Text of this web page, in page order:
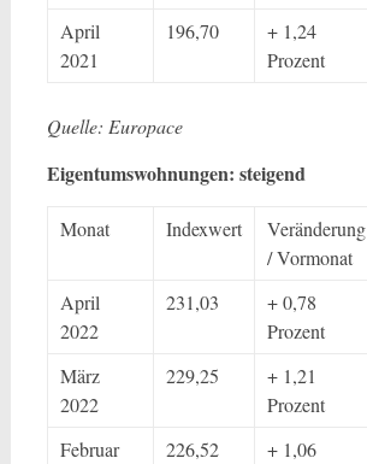
April
2021
196,70
+ 1,24
Prozent
Quelle: Europace
Eigentumswohnungen: steigend
Monat Indexwert
Veränderung
/ Vormonat
April
2022
231,03
+ 0,78
Prozent
März
2022
229,25
+ 1,21
Prozent
Februar
226,52
+ 1,06